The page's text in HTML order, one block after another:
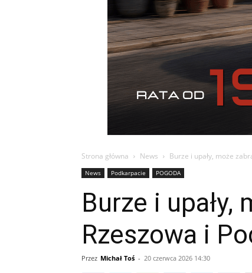
Strona główna News Burze i upały, może
News Podkarpacie POGODA
Burze i
Rzeszowa i
Przez Michał Toś - 20 czerwca 2026 14:30